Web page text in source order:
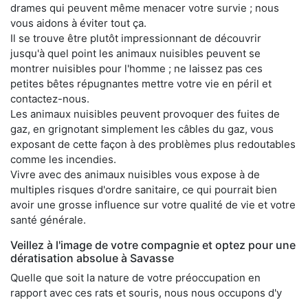
drames qui peuvent même menacer votre survie ; nous
vous aidons à éviter tout ça.
Il se trouve être plutôt impressionnant de découvrir
jusqu'à quel point les animaux nuisibles peuvent se
montrer nuisibles pour l'homme ; ne laissez pas ces
petites bêtes répugnantes mettre votre vie en péril et
contactez-nous.
Les animaux nuisibles peuvent provoquer des fuites de
gaz, en grignotant simplement les câbles du gaz, vous
exposant de cette façon à des problèmes plus redoutables
comme les incendies.
Vivre avec des animaux nuisibles vous expose à de
multiples risques d'ordre sanitaire, ce qui pourrait bien
avoir une grosse influence sur votre qualité de vie et votre
santé générale.
Veillez à l'image de votre compagnie et optez pour une
dératisation absolue à Savasse
Quelle que soit la nature de votre préoccupation en
rapport avec ces rats et souris, nous nous occupons d'y